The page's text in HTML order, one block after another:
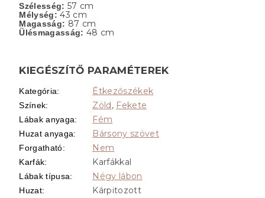
Szélesség: 57 cm
Mélység: 43 cm
Magasság: 87 cm
Ülésmagasság: 48 cm
KIEGÉSZÍTŐ PARAMÉTEREK
Kategória: Étkezőszékek
Színek: Zöld, Fekete
Lábak anyaga: Fém
Huzat anyaga: Bársony szövet
Forgatható: Nem
Karfák: Karfákkal
Lábak típusa: Négy lábon
Huzat: Kárpitozott